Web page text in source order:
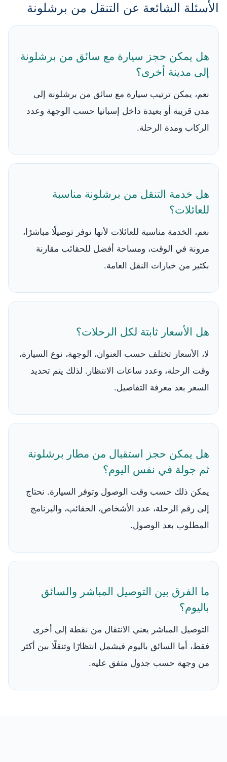
الأسئلة الشائعة عن التنقل من برشلونة
هل يمكن حجز سيارة مع سائق من برشلونة
إلى مدينة أخرى؟
نعم، يمكن ترتيب سيارة مع سائق من برشلونة إلى
مدن قريبة أو بعيدة داخل إسبانيا حسب الوجهة وعدد
الركاب ومدة الرحلة.
هل خدمة التنقل من برشلونة مناسبة
للعائلات؟
نعم، الخدمة مناسبة للعائلات لأنها توفر توصيلًا مباشرًا،
مرونة في الوقت، ومساحة أفضل للحقائب مقارنة
بكثير من خيارات النقل العامة.
هل الأسعار ثابتة لكل الرحلات؟
لا، الأسعار تختلف حسب العنوان، الوجهة، نوع السيارة،
وقت الرحلة، وعدد ساعات الانتظار. لذلك يتم تحديد
السعر بعد معرفة التفاصيل.
هل يمكن حجز استقبال من مطار برشلونة
ثم جولة في نفس اليوم؟
يمكن ذلك حسب وقت الوصول وتوفر السيارة. نحتاج
إلى رقم الرحلة، عدد الأشخاص، الحقائب، والبرنامج
المطلوب بعد الوصول.
ما الفرق بين التوصيل المباشر والسائق
باليوم؟
التوصيل المباشر يعني الانتقال من نقطة إلى أخرى
فقط، أما السائق باليوم فيشمل انتظارًا وتنقلًا بين أكثر
من وجهة حسب جدول متفق عليه.